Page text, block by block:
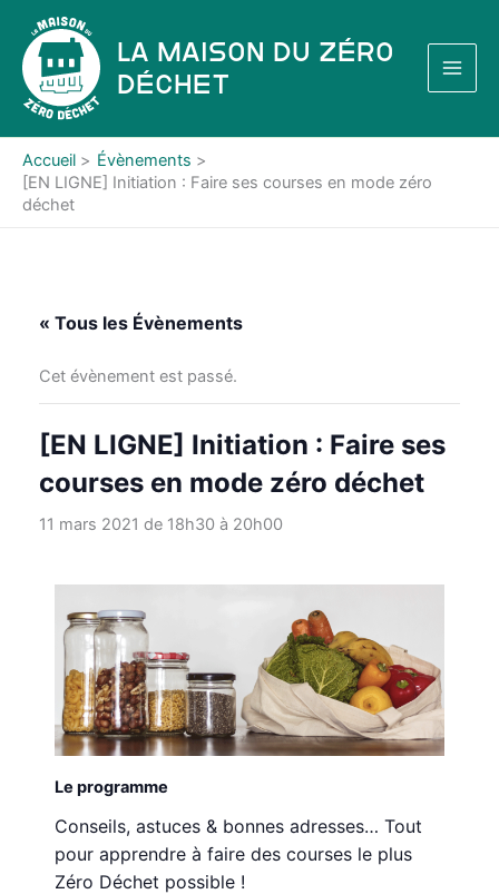
contenu
La Maison du Zéro
Déchet
Accueil
Évènements
[EN LIGNE] Initiation : Faire ses courses en mode zéro
déchet
« Tous les Évènements
Cet évènement est passé.
[EN LIGNE] Initiation : Faire ses
courses en mode zéro déchet
11 mars 2021 de 18h30à 20h00
Le programme
Conseils, astuces & bonnes adresses… Tout
pour apprendre à faire des courses le plus
Zéro Déchet possible !